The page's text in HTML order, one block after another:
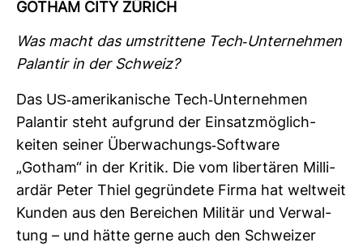
GOTHAM CITY ZÜRICH
Was macht das umstrit­tene Tech-​Unter­nehmen
Palantir in der Schweiz?
Das US-​ame­ri­ka­ni­sche Tech-​Unter­nehmen
Palantir steht auf­grund der Ein­satz­mög­lich­
keiten seiner Über­wa­chungs-​Soft­ware
„Gotham“ in der Kritik. Die vom liber­tären Mil­li­
ardär Peter Thiel gegrün­dete Firma hat welt­weit
Kunden aus den Berei­chen Militär und Ver­wal­
tung – und hätte gerne auch den Schweizer